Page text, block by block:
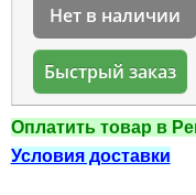
Нет в наличии
Быстрый заказ
Оплатить товар в
Условия доставки